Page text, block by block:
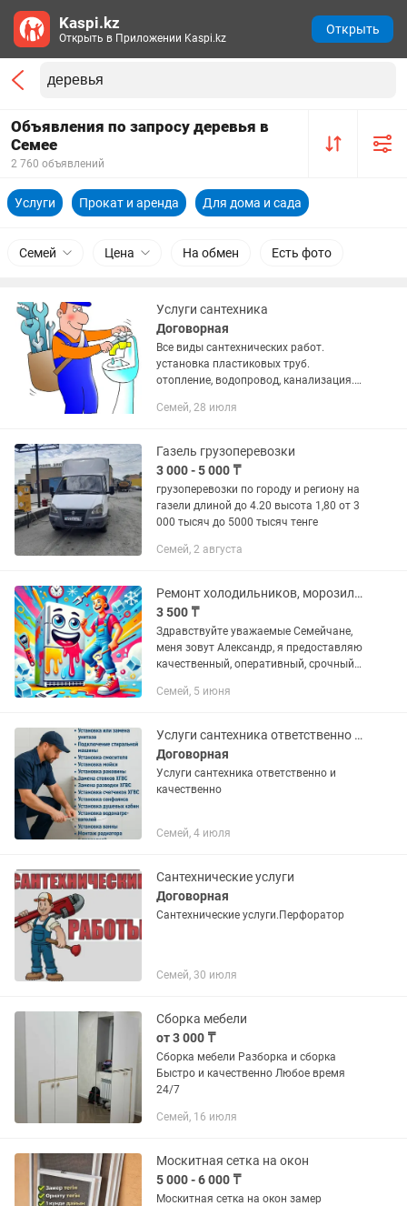
Объявления по запросу деревья в
Семее
2 760 объявлений
Услуги Прокат и аренда Для дома и сада
Семей Цена На обмен Есть фото
Услуги сантехника
Договорная
Все виды сантехнических работ.
установка пластиковых труб.
отопление, водопровод, канализация.
унитазов.прочистка канализации.
Семей, 28 июля
Газель грузоперевозки
3 000 - 5 000 ₸
грузоперевозки по городу и региону на
газели длиной до 4.20 высота 1,80 от 3
000 тысяч до 5000 тысяч тенге
Семей, 2 августа
Ремонт холодильников, морозильников, кондиционеров!!!
3 500 ₸
Здравствуйте уважаемые Семейчане,
меня зовут Александр, я предоставляю
качественный, оперативный, срочный
морозильников, стиральных машин
Семей, 5 июня
Услуги сантехника ответственно и качественно
Договорная
Услуги сантехника ответственно и
качественно
Семей, 4 июля
Сантехнические услуги
Договорная
Сантехнические услуги.Перфоратор
Семей, 30 июля
Сборка мебели
от 3 000 ₸
Сборка мебели Разборка и сборка
Быстро и качественно Любое время
24/7
Семей, 16 июля
Москитная сетка на окон
5 000 - 6 000 ₸
Москитная сетка на окон замер
Kaspi.kz
Открыть в Приложении Kaspi.kz
Открыть